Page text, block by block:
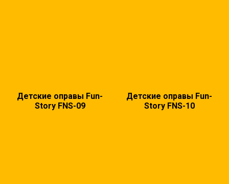
Детские оправы Fun-
Story FNS-09
Детские оправы Fun-
Story FNS-10